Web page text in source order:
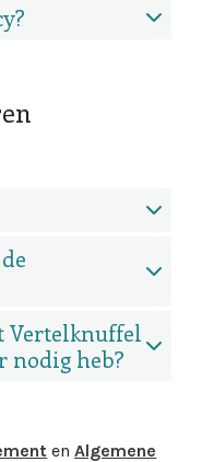
Vertelknuffel
nodig heb?
(open new window)
enAlgemene